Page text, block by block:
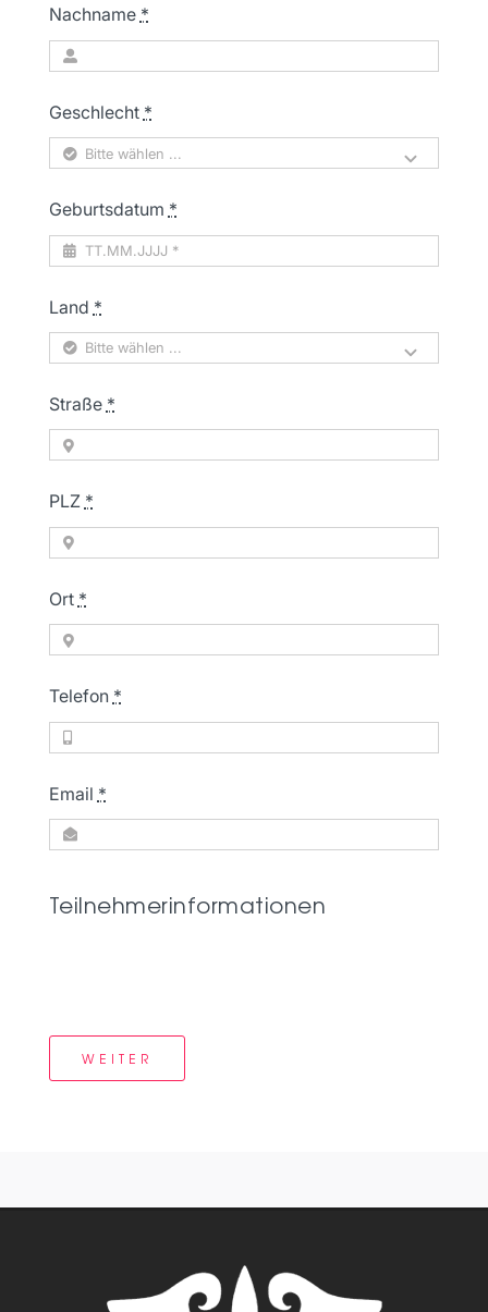
Nachname *
Geschlecht *
Geburtsdatum *
Land *
Straße *
PLZ *
Ort *
Telefon *
Email *
Teilnehmerinformationen
WEITER